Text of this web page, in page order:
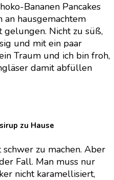
Bananen Pancakes
an hausgemachtem
gelungen. Nicht zu süß,
und mit ein paar
Traum und ich bin froh,
damit abfüllen
zu Hause
zu machen. Aber
Fall. Man muss nur
nicht karamellisiert,